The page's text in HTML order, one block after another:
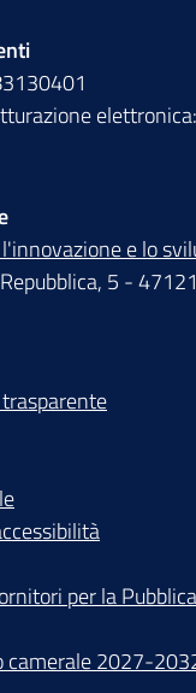
e lo
5 -
per la Pubblica
camerale 2027-